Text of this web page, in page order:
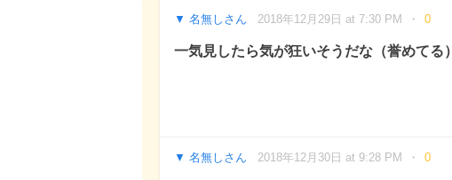
名無しさん 2018年12月29日 at 7:30 PM 0
一気見したら気が狂いそうだな（誉めてる）
名無しさん 2018年12月30日 at 9:28 PM 0